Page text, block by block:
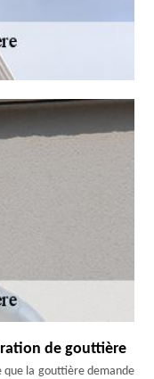
de gouttière
que la gouttière demande